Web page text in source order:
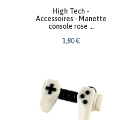
High Tech -
Accessoires - Manette
console rose ...
1,80 €